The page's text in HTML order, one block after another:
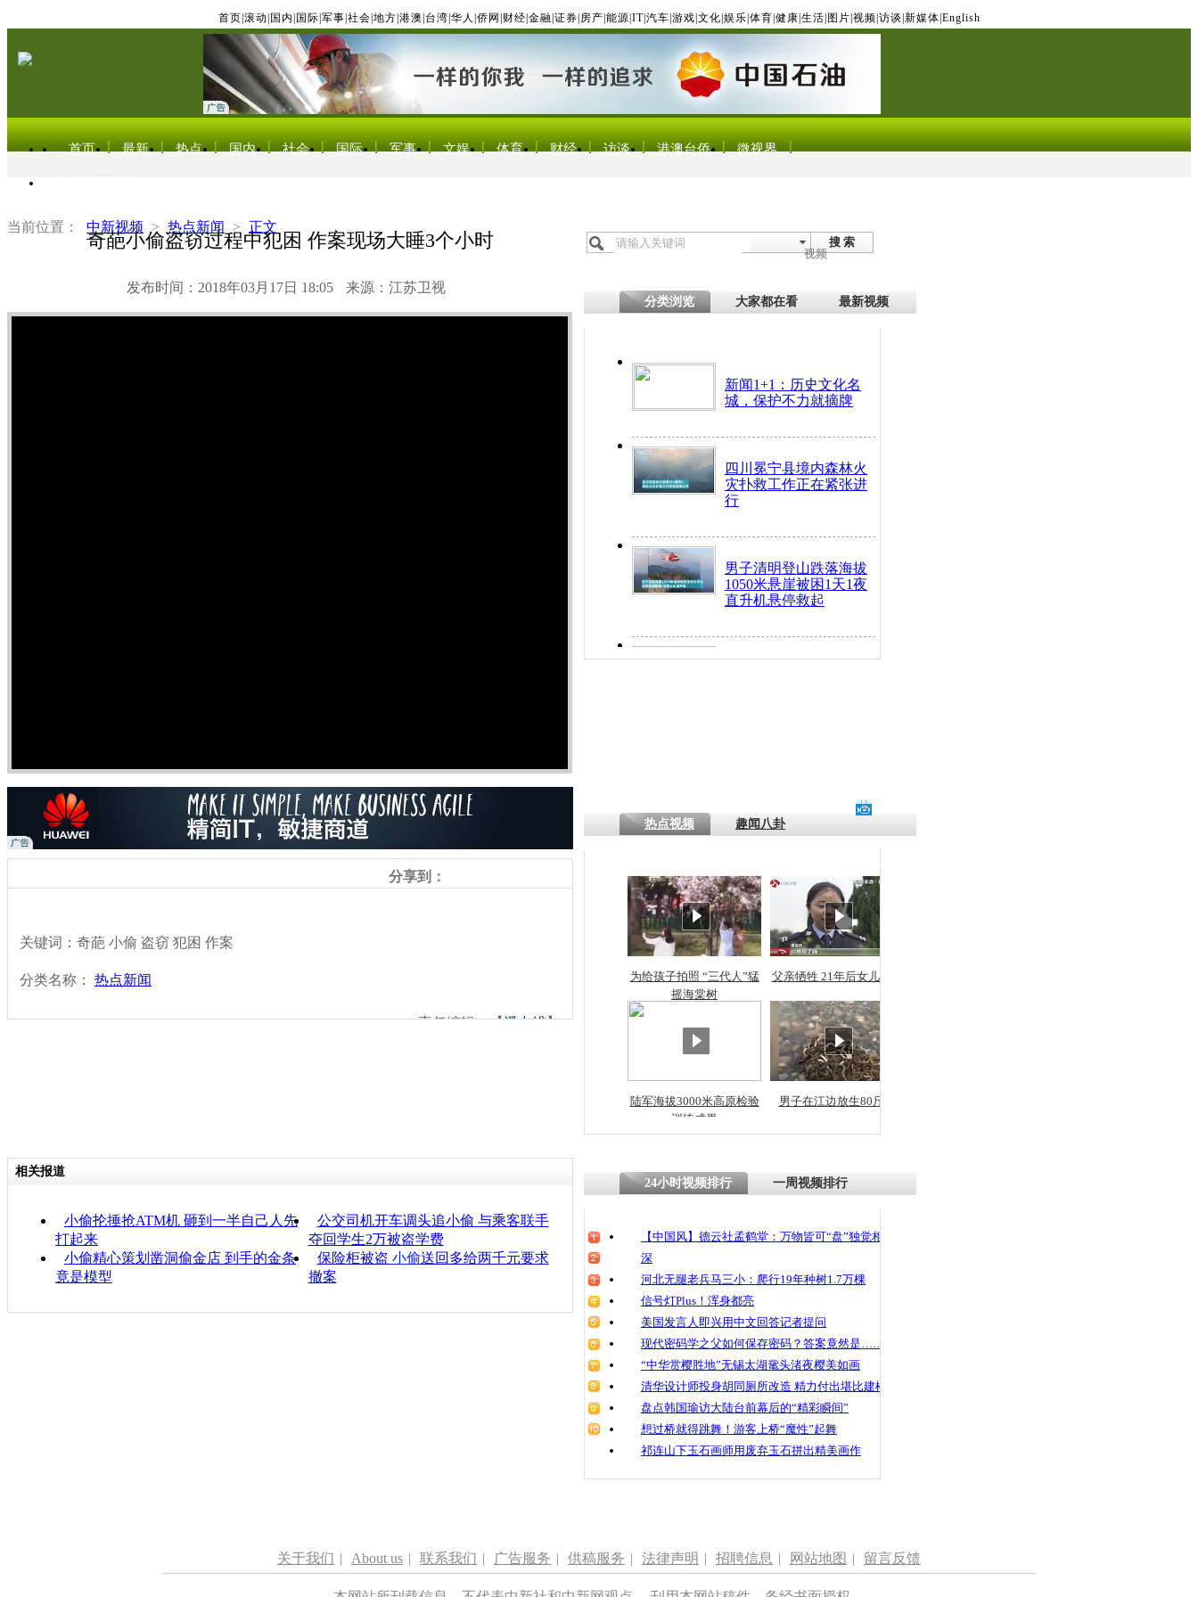
首页 滚动 国内 国际 军事 社会 地方 港澳 台湾 华人 侨网 财经 金融 证券 房产 能源 IT| 汽车 游戏 文化 娱乐 体育 健康 生活 图片 视频 访谈 新媒体 English
首页 最新 热点 国内 社会 国际 军事 文娱 体育 财经 访谈 港澳台侨 微视界
当前位置： 中新视频 > 热点新闻 > 正文
奇葩小偷盗窃过程中犯困 作案现场大睡3个小时
发布时间：2018年03月17日 18:05 来源：江苏卫视
搜 索
视频
分类浏览 大家都在看 最新视频
新闻1+1：历史文化名
城，保护不力就摘牌
四川冕宁县境内森林火
灾扑救工作正在紧张进
行
男子清明登山跌落海拔
1050米悬崖被困1天1夜
直升机悬停救起
探访传承四千年传统习
俗：近万民众为娥皇女
英省亲送行
小伙骑车逆行被查情绪
崩溃 网上回答崩溃原
四川兴文苗乡上万人欢
魂
奇葩小偷作案现场睡着
分享到：
关键词：奇葩 小偷 盗窃 犯困 作案
分类名称： 热点新闻
责任编辑：【潘力维】
热点视频 趣闻八卦
为给孩子拍照 “三代人”猛
摇海棠树
父亲牺牲 21年后女儿从警
陆军海拔3000米高原检验
训练成果
男子在江边放生80斤蛇
相关报道
小偷抡捶抢ATM机 砸到一半自己人先
打起来
公交司机开车调头追小偷 与乘客联手
夺回学生2万被盗学费
小偷精心策划凿洞偷金店 到手的金条
竟是模型
保险柜被盗 小偷送回多给两千元要求
撤案
24小时视频排行 一周视频排行
【中国风】德云社孟鹤堂：万物皆可“盘”独觉相声
深
河北无腿老兵马三小：爬行19年种树1.7万棵
信号灯Plus！浑身都亮
美国发言人即兴用中文回答记者提问
现代密码学之父如何保存密码？答案竟然是……
“中华赏樱胜地”无锡太湖鼋头渚夜樱美如画
清华设计师投身胡同厕所改造 精力付出堪比建楼
盘点韩国瑜访大陆台前幕后的“精彩瞬间”
想过桥就得跳舞！游客上桥“魔性”起舞
祁连山下玉石画师用废弃玉石拼出精美画作
关于我们 | About us | 联系我们 | 广告服务 | 供稿服务 | 法律声明 | 招聘信息 | 网站地图 | 留言反馈